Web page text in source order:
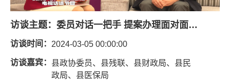
访谈主题： 委员对话一把手 提案办理面对面关于推动残疾人意外伤害保险的提案
访谈时间： 2024-03-05 00:00:00
访谈嘉宾： 县政协委员、县残联、县财政局、县民
政局、县医保局